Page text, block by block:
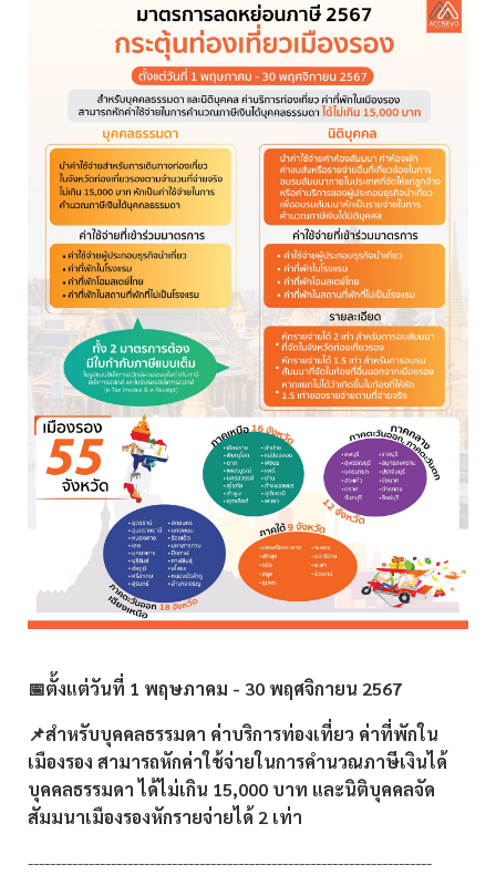
📅ตั้งแต่วันที่ 1 พฤษภาคม - 30 พฤศจิกายน 2567
📌สำหรับบุคคลธรรมดา ค่าบริการท่องเที่ยว ค่าที่พักใน
เมืองรอง สามารถหักค่าใช้จ่ายในการคำนวณภาษีเงินได้
บุคคลธรรมดา ได้ไม่เกิน 15,000 บาท และนิติบุคคลจัด
สัมมนาเมืองรองหักรายจ่ายได้ 2 เท่า
-------------------------------------------------------------------------